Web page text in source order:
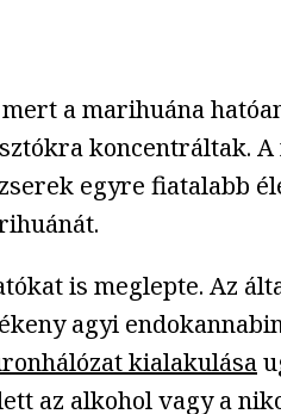
a marihuána
koncentráltak.
egyre fiatalabb
is meglepte. Az
agyi
kialakulása
az alkohol vagy a